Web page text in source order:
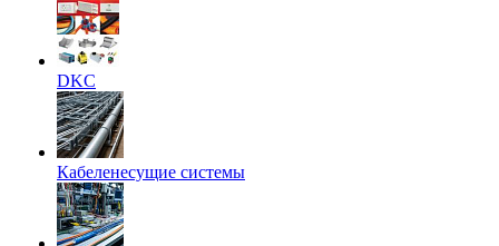
DKC
Кабеленесущие системы